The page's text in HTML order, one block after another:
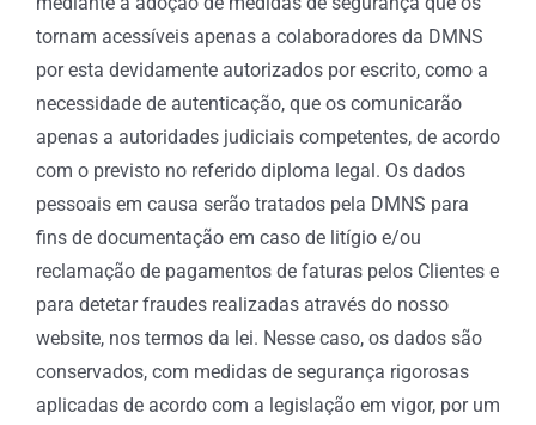
tornam acessíveis apenas a colaboradores da DMNS
por esta devidamente autorizados por escrito, como a
necessidade de autenticação, que os comunicarão
apenas a autoridades judiciais competentes, de acordo
com o previsto no referido diploma legal. Os dados
pessoais em causa serão tratados pela DMNS para
fins de documentação em caso de litígio e/ou
reclamação de pagamentos de faturas pelos Clientes e
para detetar fraudes realizadas através do nosso
website, nos termos da lei. Nesse caso, os dados são
conservados, com medidas de segurança rigorosas
aplicadas de acordo com a legislação em vigor, por um